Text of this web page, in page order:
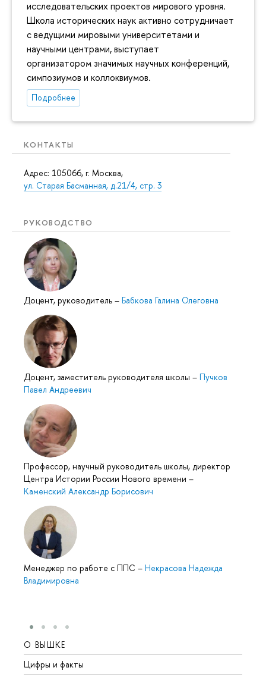
исследовательских проектов мирового уровня.
Школа исторических наук активно сотрудничает
с ведущими мировыми университетами и
научными центрами, выступает
организатором значимых научных конференций,
симпозиумов и коллоквиумов.
Подробнее
КОНТАКТЫ
Адрес: 105066, г. Москва,
ул. Старая Басманная, д.21/4, стр. 3
РУКОВОДСТВО
Доцент, руководитель – Бабкова Галина Олеговна
Доцент, заместитель руководителя школы – Пучков
Павел Андреевич
Профессор, научный руководитель школы, директор
Центра Истории России Нового времени –
Каменский Александр Борисович
Менеджер по работе с ППС – Некрасова Надежда
Владимировна
О ВЫШКЕ
Цифры и факты